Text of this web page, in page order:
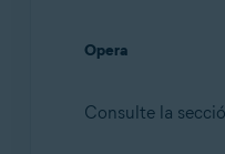
Opera
Consulte la